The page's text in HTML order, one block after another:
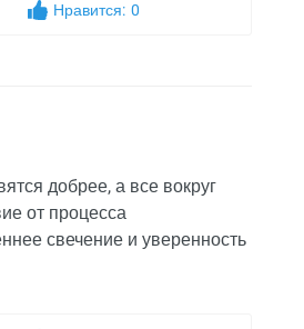
Нравится: 0
добрее, а все вокруг
от процесса
свечение и уверенность